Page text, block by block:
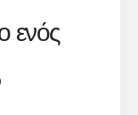
ενός